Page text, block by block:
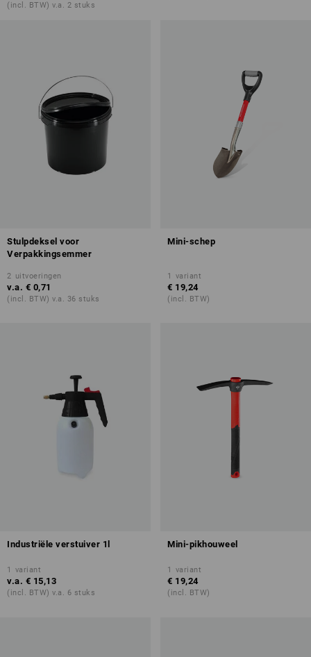
(incl. BTW) v.a. 2 stuks
Stulpdeksel voor
Verpakkingsemmer
2 uitvoeringen
v.a. € 0,71
(incl. BTW) v.a. 36 stuks
Mini-schep
1 variant
€ 19,24
(incl. BTW)
Industriële verstuiver 1l
1 variant
v.a. € 15,13
(incl. BTW) v.a. 6 stuks
Mini-pikhouweel
1 variant
€ 19,24
(incl. BTW)